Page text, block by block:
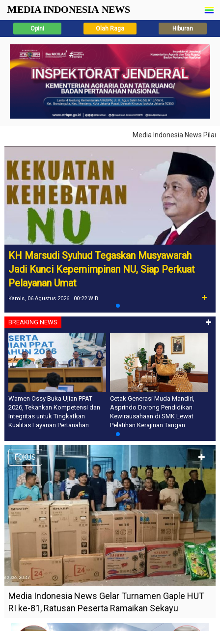
MEDIA INDONESIA NEWS
Opini Olah Raga Hiburan
Media Indonesia News Pilar
KH Marsudi Syuhud Tegaskan Musyawarah
Jadi Kunci Kepemimpinan NU, Siap Perkuat
Pelayanan Umat
Kamis, 06 Agustus 2026 00:22 WIB
BREAKING NEWS
Wamen Ossy Buka Ujian PPAT
2026, Tekankan Kompetensi dan
Integritas untuk Tingkatkan
Kualitas Layanan Pertanahan
Cetak Generasi Muda Mandiri,
Asprindo Dorong Pendidikan
Kewirausahaan di SMK Lewat
Pelatihan Kerajinan Tangan
FOKUS
Media Indonesia News Gelar Turnamen Gaple HUT
RI ke-81, Ratusan Peserta Ramaikan Sekayu